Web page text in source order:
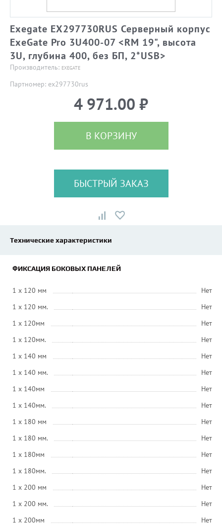
Exegate EX297730RUS Серверный корпус
ExeGate Pro 3U400-07 <RM 19", высота
3U, глубина 400, без БП, 2*USB>
Производитель: EXEGATE
Партномер: ex297730rus
4 971.00 ₽
В КОРЗИНУ
БЫСТРЫЙ ЗАКАЗ
Технические характеристики
ФИКСАЦИЯ БОКОВЫХ ПАНЕЛЕЙ
1 x 120 мм
Нет
1 x 120 мм.
Нет
1 x 120мм
Нет
1 x 120мм.
Нет
1 x 140 мм
Нет
1 x 140 мм.
Нет
1 x 140мм
Нет
1 x 140мм.
Нет
1 x 180 мм
Нет
1 x 180 мм.
Нет
1 x 180мм
Нет
1 x 180мм.
Нет
1 x 200 мм
Нет
1 x 200 мм.
Нет
1 x 200мм
Нет